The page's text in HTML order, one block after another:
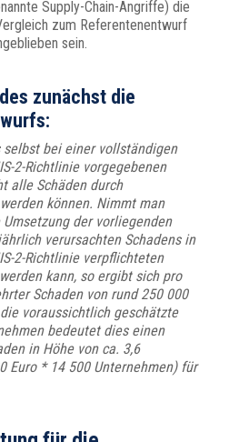
Supply-Chain-Angriffe) die
zum Referentenentwurf
sein.
zunächst die
selbst bei einer vollständigen
2-Richtlinie vorgegebenen
alle Schäden durch
können. Nimmt man
der vorliegenden
verursachten Schadens in
2-Richtlinie verpflichteten
kann, so ergibt sich pro
Schaden von rund 250 000
voraussichtlich geschätzte
bedeutet dies einen
in Höhe von ca. 3,6
Euro * 14 500 Unternehmen) für